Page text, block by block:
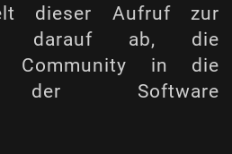
dieser Aufruf zur
darauf ab, die
Community in die
der Software